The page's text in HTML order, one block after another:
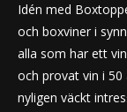
Idén med
och boxviner i
alla som har ett
och provat vin i
nyligen väckt